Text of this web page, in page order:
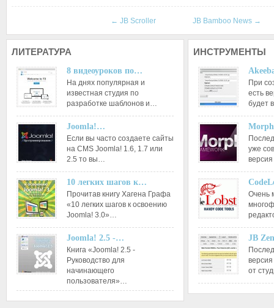
← JB Scroller JB Bamboo News →
ЛИТЕРАТУРА
8 видеоуроков по…
На днях популярная и
известная студия по
разработке шаблонов и…
Joomla!…
Если вы часто создаете сайты
на CMS Joomla! 1.6, 1.7 или
2.5 то вы…
10 легких шагов к…
Прочитав книгу Хагена Графа
«10 легких шагов к освоению
Joomla! 3.0»…
Joomla! 2.5 -…
Книга «Joomla! 2.5 -
Руководство для
начинающего
пользователя»…
ИНСТРУМЕНТЫ
При
есть
будет
уже
Очень
JB
от